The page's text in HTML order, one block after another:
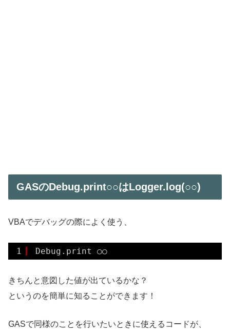
GASのDebug.print○○はLogger.log(○○)
VBAでデバッグの際によく使う、
1 Debug.print ○○
きちんと意図した値が出ているかな？
というのを簡単に知ることができます！
GASで同様のことを行いたいときに使えるコードが、